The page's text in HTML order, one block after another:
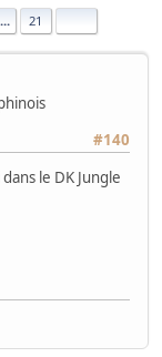
|
... 21
#140
le DK Jungle